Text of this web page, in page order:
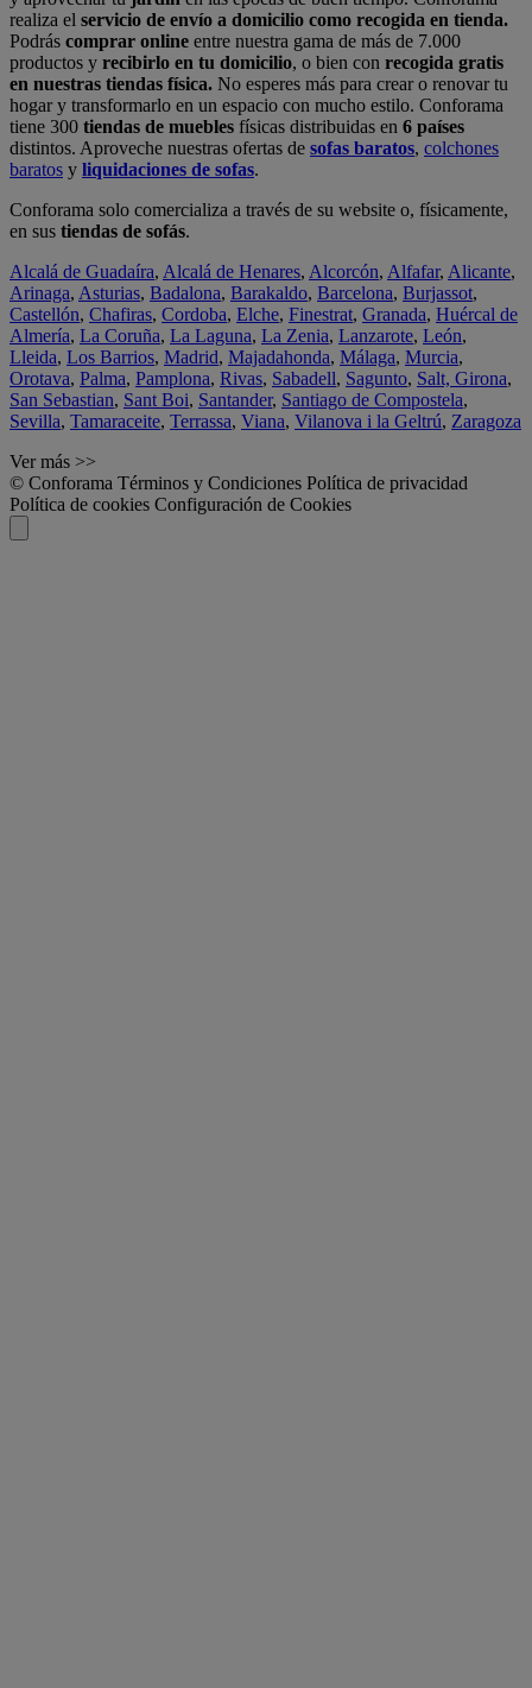
realiza el servicio de envío a domicilio como recogida en tienda.
Podrás comprar online entre nuestra gama de más de 7.000
productos y recibirlo en tu domicilio, o bien con recogida gratis
en nuestras tiendas física. No esperes más para crear o renovar tu
hogar y transformarlo en un espacio con mucho estilo. Conforama
tiene 300 tiendas de muebles físicas distribuidas en 6 países
distintos. Aproveche nuestras ofertas de sofas baratos, colchones
baratos y liquidaciones de sofas.
Conforama solo comercializa a través de su website o, físicamente,
en sus tiendas de sofás.
Alcalá de Guadaíra, Alcalá de Henares, Alcorcón, Alfafar, Alicante,
Arinaga, Asturias, Badalona, Barakaldo, Barcelona, Burjassot,
Castellón, Chafiras, Cordoba, Elche, Finestrat, Granada, Huércal de
Almería, La Coruña, La Laguna, La Zenia, Lanzarote, León,
Lleida, Los Barrios, Madrid, Majadahonda, Málaga, Murcia,
Orotava, Palma, Pamplona, Rivas, Sabadell, Sagunto, Salt, Girona,
San Sebastian, Sant Boi, Santander, Santiago de Compostela,
Sevilla, Tamaraceite, Terrassa, Viana, Vilanova i la Geltrú, Zaragoza
Ver más >>
© Conforama Términos y Condiciones Política de privacidad
Política de cookies Configuración de Cookies